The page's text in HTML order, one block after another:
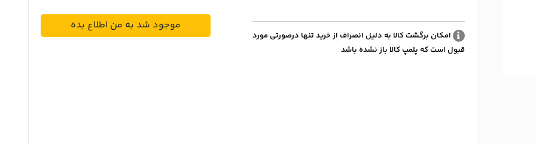
امکان برگشت کالا به دلیل انصراف از خرید تنها درصورتی مورد
قبول است که پلمپ کالا باز نشده باشد
موجود شد به من اطلاع بده